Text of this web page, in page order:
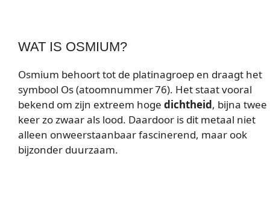
WAT IS OSMIUM?
Osmium behoort tot de platinagroep en draagt het
symbool Os (atoomnummer 76). Het staat vooral
bekend om zijn extreem hoge dichtheid, bijna twee
keer zo zwaar als lood. Daardoor is dit metaal niet
alleen onweerstaanbaar fascinerend, maar ook
bijzonder duurzaam.